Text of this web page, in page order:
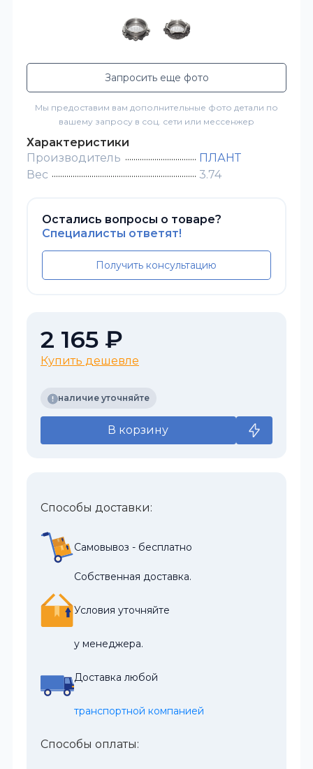
Запросить еще фото
Мы предоставим вам дополнительные фото детали по
вашему запросу в соц. сети или мессенжер
Характеристики
Производитель
ПЛАНТ
Вес
3.74
Остались вопросы о товаре?
Специалисты ответят!
Получить консультацию
2 165 ₽
Купить дешевле
наличие уточняйте
В корзину
Способы доставки:
Самовывоз - бесплатно
Собственная доставка.
Условия уточняйте
у менеджера.
Доставка любой
транспортной компанией
Способы оплаты: